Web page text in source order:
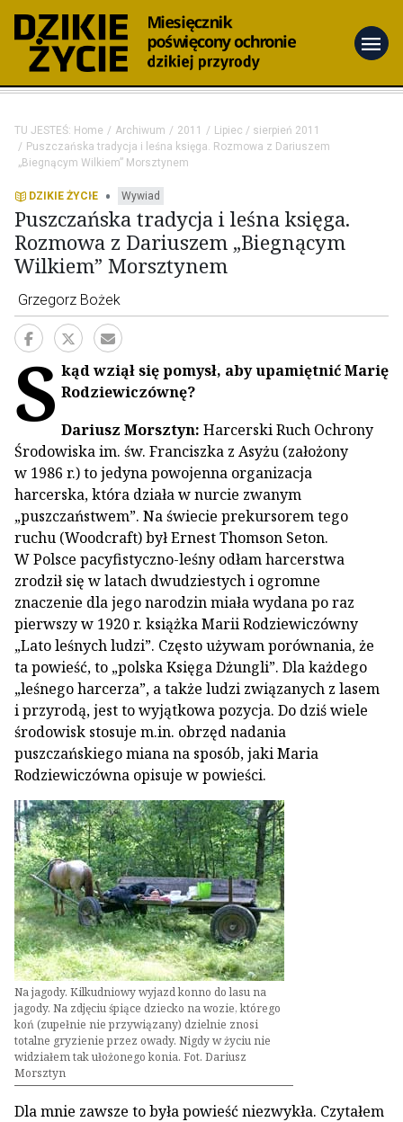
menu
TU JESTEŚ: Home Archiwum 2011
Lipiec / sierpień 2011
Puszczańska tradycja i leśna księga. Rozmowa z Dariuszem
„Biegnącym Wilkiem” Morsztynem
DZIKIE ŻYCIE • Wywiad
Puszczańska tradycja i leśna księga.
Rozmowa z Dariuszem „Biegnącym
Wilkiem” Morsztynem
Grzegorz Bożek
S kąd wziął się pomysł, aby upamiętnić Marię
Rodziewiczównę?
Dariusz Morsztyn: Harcerski Ruch Ochrony
Środowiska im. św. Franciszka z Asyżu (założony
w 1986 r.) to jedyna powojenna organizacja
harcerska, która działa w nurcie zwanym
„puszczaństwem”. Na świecie prekursorem tego
ruchu (Woodcraft) był Ernest Thomson Seton.
W Polsce pacyfistyczno-leśny odłam harcerstwa
zrodził się w latach dwudziestych i ogromne
znaczenie dla jego narodzin miała wydana po raz
pierwszy w 1920 r. książka Marii Rodziewiczówny
„Lato leśnych ludzi”. Często używam porównania, że
ta powieść, to „polska Księga Dżungli”. Dla każdego
„leśnego harcerza”, a także ludzi związanych z lasem
i przyrodą, jest to wyjątkowa pozycja. Do dziś wiele
środowisk stosuje m.in. obrzęd nadania
puszczańskiego miana na sposób, jaki Maria
Rodziewiczówna opisuje w powieści.
Na jagody. Kilkudniowy wyjazd konno do lasu na
jagody. Na zdjęciu śpiące dziecko na wozie, którego
koń (zupełnie nie przywiązany) dzielnie znosi
totalne gryzienie przez owady. Nigdy w życiu nie
widziałem tak ułożonego konia. Fot. Dariusz
Morsztyn
Dla mnie zawsze to była powieść niezwykła. Czytałem